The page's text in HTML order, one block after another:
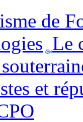
de
Le
et